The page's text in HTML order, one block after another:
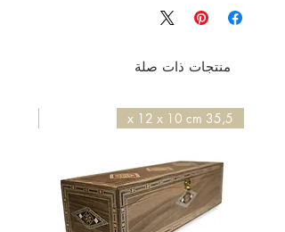
Unsere Kissenhüllen bestehen aus sieben
harmonisch aufeinander abgestimmten
Gold- oder Silberfäden.
des Lichts und des Blickwinkels und
vermitteln einen Eindruck vom Zauber
und Eleganz orientalischer Pracht.
Die Kissen sind jeweils42 x 42 cm
منتجات ذات صلة
35,5 x 12 x 10 cm